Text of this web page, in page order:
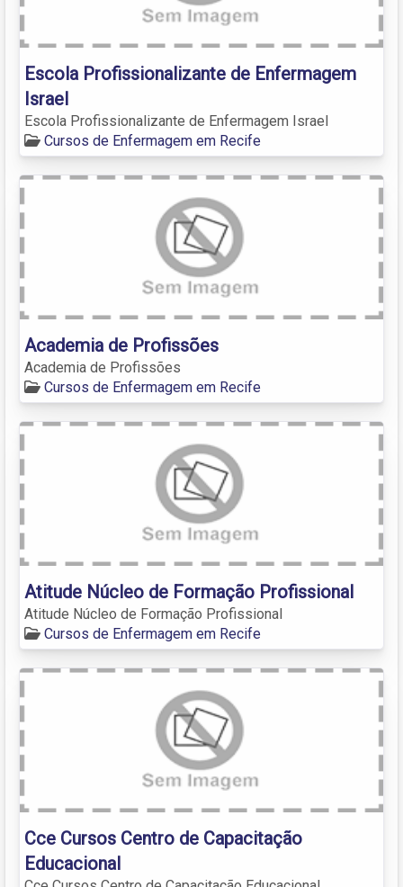
Escola Profissionalizante de Enfermagem
Israel
Escola Profissionalizante de Enfermagem Israel
Cursos de Enfermagem em Recife
Academia de Profissões
Academia de Profissões
Cursos de Enfermagem em Recife
Atitude Núcleo de Formação Profissional
Atitude Núcleo de Formação Profissional
Cursos de Enfermagem em Recife
Cce Cursos Centro de Capacitação
Educacional